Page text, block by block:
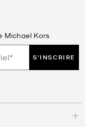
Michael Kors
S'INSCRIRE